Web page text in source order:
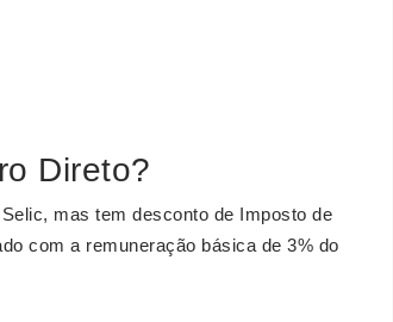
Direto?
mas tem desconto de Imposto de
com a remuneração básica de 3% do